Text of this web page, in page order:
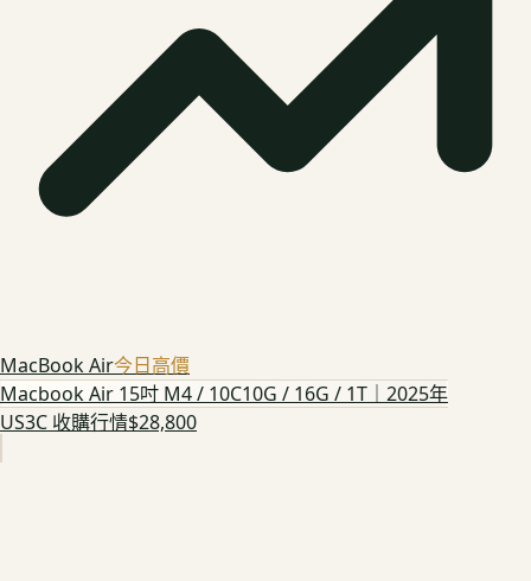
MacBook Air今日高價
Macbook Air 15吋 M4 / 10C10G / 16G / 1T｜2025年
US3C 收購行情$28,800